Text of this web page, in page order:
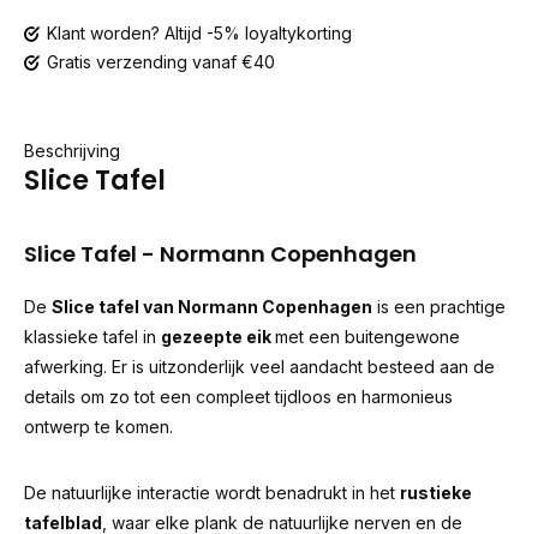
Klant worden? Altijd -5% loyaltykorting
Gratis verzending vanaf €40
Beschrijving
Slice Tafel
Slice Tafel - Normann Copenhagen
De Slice tafel van Normann Copenhagen is een prachtige
klassieke tafel in gezeepte eikmet een buitengewone
afwerking. Er is uitzonderlijk veel aandacht besteed aan de
details om zo tot een compleet tijdloos en harmonieus
ontwerp te komen.
De natuurlijke interactie wordt benadrukt in het rustieke
tafelblad , waar elke plank de natuurlijke nerven en de